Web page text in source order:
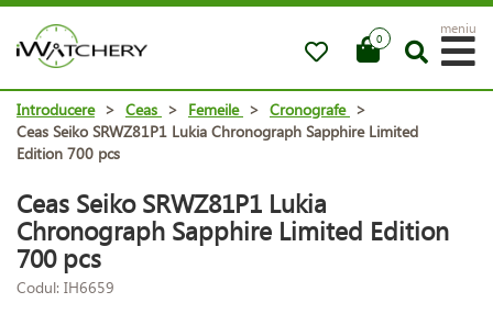
0
meniu
Introducere > Ceas > Femeile > Cronografe >
Ceas Seiko SRWZ81P1 Lukia Chronograph Sapphire Limited
Edition 700 pcs
Ceas Seiko SRWZ81P1 Lukia
Chronograph Sapphire Limited Edition
700 pcs
Codul: IH6659